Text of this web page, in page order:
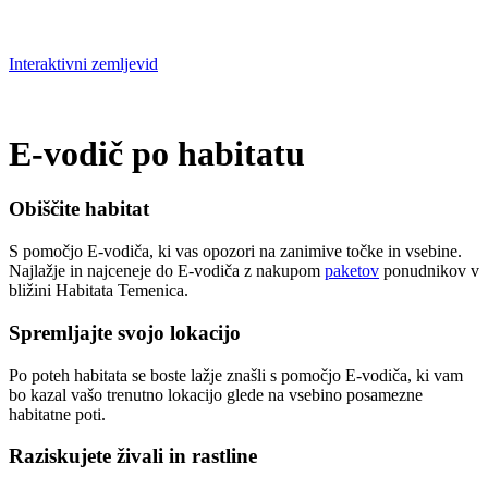
Interaktivni zemljevid
E-vodič po habitatu
Obiščite habitat
S pomočjo E-vodiča, ki vas opozori na zanimive točke in vsebine.
Najlažje in najceneje do E-vodiča z nakupom paketov ponudnikov v
bližini Habitata Temenica.
Spremljajte svojo lokacijo
Po poteh habitata se boste lažje znašli s pomočjo E-vodiča, ki vam
bo kazal vašo trenutno lokacijo glede na vsebino posamezne
habitatne poti.
Raziskujete živali in rastline